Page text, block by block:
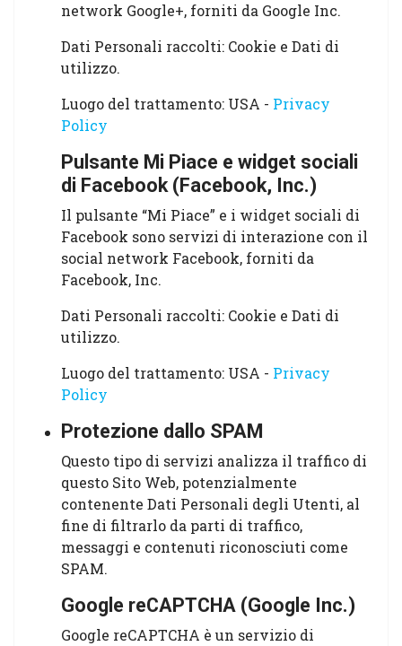
network Google+, forniti da Google Inc.
Dati Personali raccolti: Cookie e Dati di
utilizzo.
Luogo del trattamento: USA - Privacy
Policy
Pulsante Mi Piace e widget sociali
di Facebook (Facebook, Inc.)
Il pulsante “Mi Piace” e i widget sociali di
Facebook sono servizi di interazione con il
social network Facebook, forniti da
Facebook, Inc.
Dati Personali raccolti: Cookie e Dati di
utilizzo.
Luogo del trattamento: USA - Privacy
Policy
Protezione dallo SPAM
Questo tipo di servizi analizza il traffico di
questo Sito Web, potenzialmente
contenente Dati Personali degli Utenti, al
fine di filtrarlo da parti di traffico,
messaggi e contenuti riconosciuti come
SPAM.
Google reCAPTCHA (Google Inc.)
Google reCAPTCHA è un servizio di